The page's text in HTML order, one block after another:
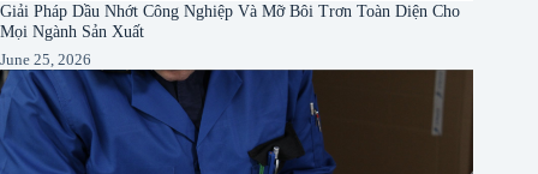
Giải Pháp Dầu Nhớt Công Nghiệp Và Mỡ Bôi Trơn Toàn Diện Cho
Mọi Ngành Sản Xuất
June 25, 2026